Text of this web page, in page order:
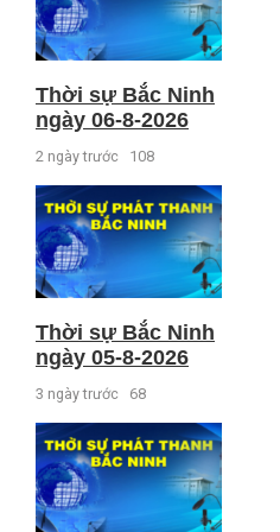
Thời sự Bắc Ninh
ngày 06-8-2026
2 ngày trước 108
Thời sự Bắc Ninh
ngày 05-8-2026
3 ngày trước 68